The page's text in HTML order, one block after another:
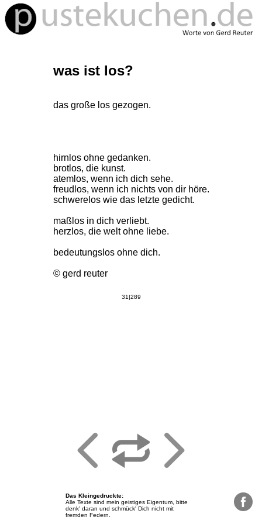
was ist los?
das große los gezogen.
hirnlos ohne gedanken.
brotlos, die kunst.
atemlos, wenn ich dich sehe.
freudlos, wenn ich nichts von dir höre.
schwerelos wie das letzte gedicht.
maßlos in dich verliebt.
herzlos, die welt ohne liebe.
bedeutungslos ohne dich.
© gerd reuter
31|289
Das Kleingedruckte:
Alle Texte sind mein geistiges Eigentum, bitte
denk' daran und schmück' Dich nicht mit
fremden Federn.